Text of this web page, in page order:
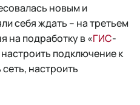
новым и
себя ждать – на третьем
на подработку в «ГИС-
подключение к
настроить